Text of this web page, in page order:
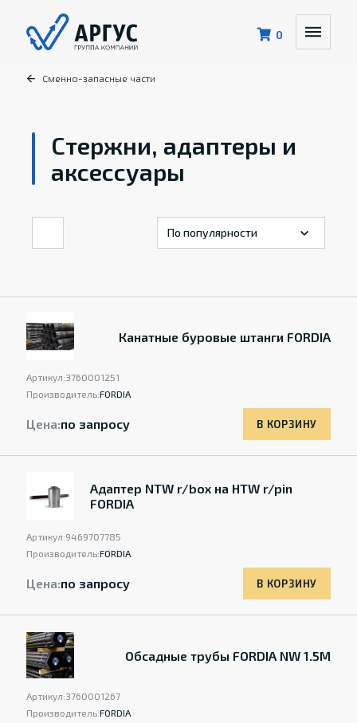
0
Сменно-запасные части
Стержни, адаптеры и
аксессуары
Канатные буровые штанги FORDIA
Артикул:3760001251
Производитель:FORDIA
Цена:по запросу В КОРЗИНУ
Адаптер NTW r/box на HTW r/pin
FORDIA
Артикул:9469707785
Производитель:FORDIA
Цена:по запросу В КОРЗИНУ
Обсадные трубы FORDIA NW 1.5M
Артикул:3760001267
Производитель:FORDIA